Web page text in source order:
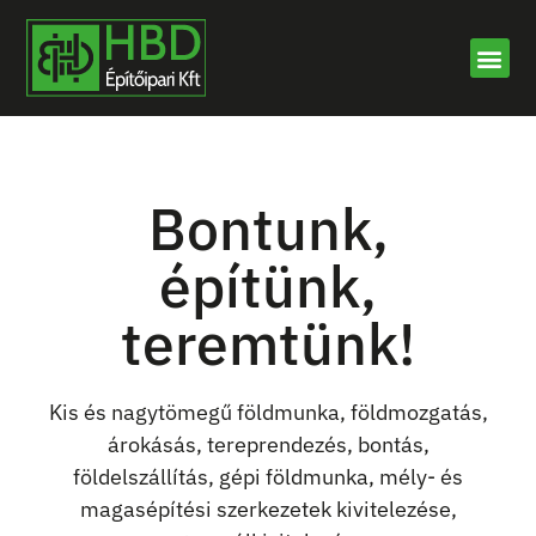
Bontunk,
építünk,
teremtünk!
Kis és nagytömegű földmunka, földmozgatás,
árokásás, tereprendezés, bontás,
földelszállítás, gépi földmunka, mély- és
magasépítési szerkezetek kivitelezése,